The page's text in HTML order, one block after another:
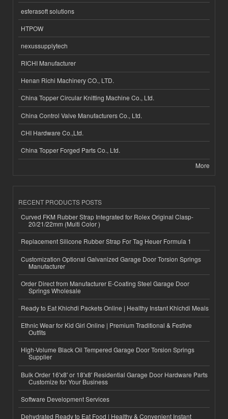
esferasoft solutions
HTPOW
nexussupplytech
RICHI Manufacturer
Henan Richi Machinery CO., LTD.
China Topper Circular Knitting Machine Co., Ltd.
China Control Valve Manufacturers Co., Ltd.
CHI Hardware Co.,Ltd.
China Topper Forged Parts Co., Ltd.
More
RECENT PRODUCTS POSTS
Curved FKM Rubber Strap Integrated for Rolex Original Clasp-
20/21/22mm (Multi Color )
Replacement Silicone Rubber Strap For Tag Heuer Formula 1
Customization Optional Galvanized Garage Door Torsion Springs
Manufacturer
Order Direct from Manufacturer E-Coating Steel Garage Door
Springs Wholesale
Ready to Eat Khichdi Packets Online | Healthy Instant Khichdi Meals
Ethnic Wear for Kid Girl Online | Premium Traditional & Festive
Outfits
High-Volume Black Oil Tempered Garage Door Torsion Springs
Supplier
Bulk Order 16'x8' or 18'x8' Residential Garage Door Hardware Parts
Customize for Your Business
Software Development Services
Dehydrated Ready to Eat Food | Healthy & Convenient Instant